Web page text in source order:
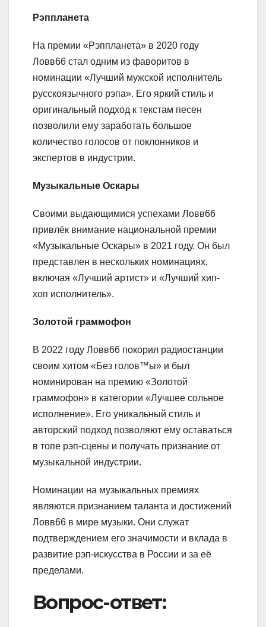
Рэппланета
На премии «Рэппланета» в 2020 году
Ловв66 стал одним из фаворитов в
номинации «Лучший мужской исполнитель
русскоязычного рэпа». Его яркий стиль и
оригинальный подход к текстам песен
позволили ему заработать большое
количество голосов от поклонников и
экспертов в индустрии.
Музыкальные Оскары
Своими выдающимися успехами Ловв66
привлёк внимание национальной премии
«Музыкальные Оскары» в 2021 году. Он был
представлен в нескольких номинациях,
включая «Лучший артист» и «Лучший хип-
хоп исполнитель».
Золотой граммофон
В 2022 году Ловв66 покорил радиостанции
своим хитом «Без голов™ы» и был
номинирован на премию «Золотой
граммофон» в категории «Лучшее сольное
исполнение». Его уникальный стиль и
авторский подход позволяют ему оставаться
в топе рэп-сцены и получать признание от
музыкальной индустрии.
Номинации на музыкальных премиях
являются признанием таланта и достижений
Ловв66 в мире музыки. Они служат
подтверждением его значимости и вклада в
развитие рэп-искусства в России и за её
пределами.
Вопрос-ответ: